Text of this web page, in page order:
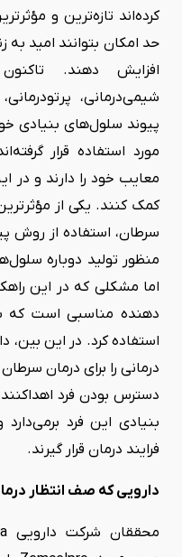
کرده‌اند تازه‌ترین و
حد امکان بتوانند امید به
افزایش دهند.
شیمی‌درمانی،
پیوند سلول‌های بنیادی
مورد استفاده قرار
معایب خود را دارند و در
کمک کنند. یکی از
سرطان، استفاده از روش
منظور تولید دوباره
اما مشکلی که در این
دهنده مناسبی است که
استفاده کرد. در این
درمانی را برای درمان
دسترس بودن فرد
بنیادی این فرد برمی‌دارد
فرایند درمان قرار گیرند.
دارویی که صف انتظار